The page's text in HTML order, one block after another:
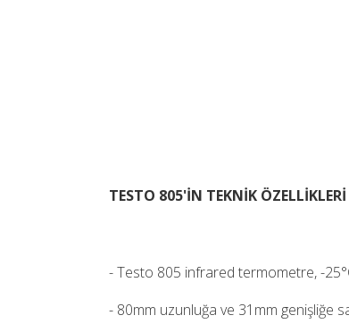
TESTO 805'İN TEKNİK ÖZELLİKLERİ
- Testo 805 infrared termometre, -
- 80mm uzunluğa ve 31mm genişliğe